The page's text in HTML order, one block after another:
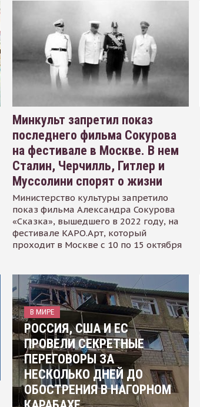
Минкульт запретил показ
последнего фильма Сокурова
на фестивале в Москве. В нем
Сталин, Черчилль, Гитлер и
Муссолини спорят о жизни
Министерство культуры запретило
показ фильма Александра Сокурова
«Сказка», вышедшего в 2022 году, на
фестивале КАРО.Арт, который
проходит в Москве с 10 по 15 октября
В МИРЕ
РОССИЯ, США И ЕС
ПРОВЕЛИ СЕКРЕТНЫЕ
ПЕРЕГОВОРЫ ЗА
НЕСКОЛЬКО ДНЕЙ ДО
ОБОСТРЕНИЯ В НАГОРНОМ